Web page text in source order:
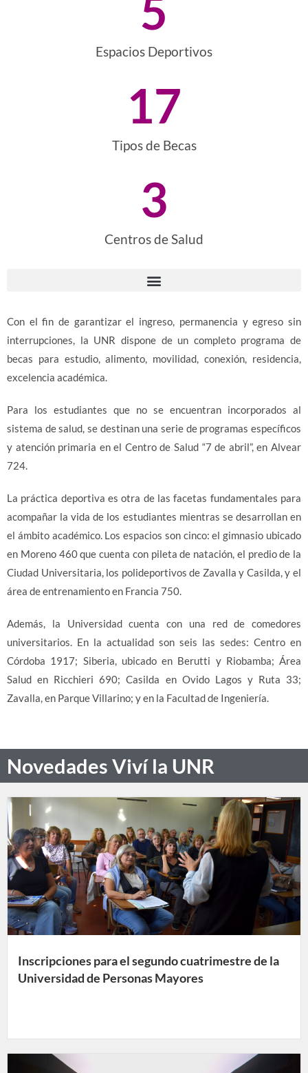
Espacios Deportivos
Tipos de Becas
17
Centros de Salud
3
Con el fin de garantizar el ingreso, permanencia y egreso sin
interrupciones, la UNR dispone de un completo programa de
becas para estudio, alimento, movilidad, conexión, residencia,
excelencia académica.
Para los estudiantes que no se encuentran incorporados al
sistema de salud, se destinan una serie de programas específicos
y atención primaria en el Centro de Salud “7 de abril”, en Alvear
724.
La práctica deportiva es otra de las facetas fundamentales para
acompañar la vida de los estudiantes mientras se desarrollan en
el ámbito académico. Los espacios son cinco: el gimnasio ubicado
en Moreno 460 que cuenta con pileta de natación, el predio de la
Ciudad Universitaria, los polideportivos de Zavalla y Casilda, y el
área de entrenamiento en Francia 750.
Además, la Universidad cuenta con una red de comedores
universitarios. En la actualidad son seis las sedes: Centro en
Córdoba 1917; Siberia, ubicado en Berutti y Riobamba; Área
Salud en Ricchieri 690; Casilda en Ovido Lagos y Ruta 33;
Zavalla, en Parque Villarino; y en la Facultad de Ingeniería.
Novedades Viví la UNR
Inscripciones para el segundo cuatrimestre de la
Universidad de Personas Mayores